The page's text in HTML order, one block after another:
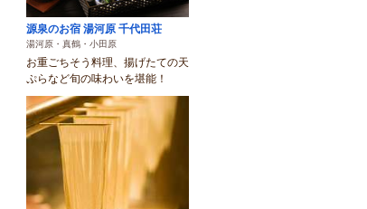
源泉のお宿 湯河原 千代田荘
湯河原・真鶴・小田原
お重ごちそう料理、揚げたての天
ぷらなど旬の味わいを堪能！